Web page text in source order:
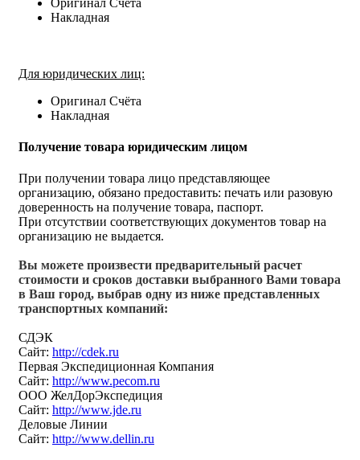
Накладная
Для юридических лиц:
Оригинал Счёта
Накладная
Получение товара юридическим лицом
При получении товара лицо представляющее
организацию, обязано предоставить: печать или разовую
доверенность на получение товара, паспорт.
При отсутствии соответствующих документов товар на
организацию не выдается.
Вы можете произвести предварительный расчет
стоимости и сроков доставки выбранного Вами товара
в Ваш город, выбрав одну из ниже представленных
транспортных компаний:
СДЭК
Сайт: http://cdek.ru
Первая Экспедиционная Компания
Сайт: http://www.pecom.ru
ООО ЖелДорЭкспедиция
Сайт: http://www.jde.ru
Деловые Линии
Сайт: http://www.dellin.ru